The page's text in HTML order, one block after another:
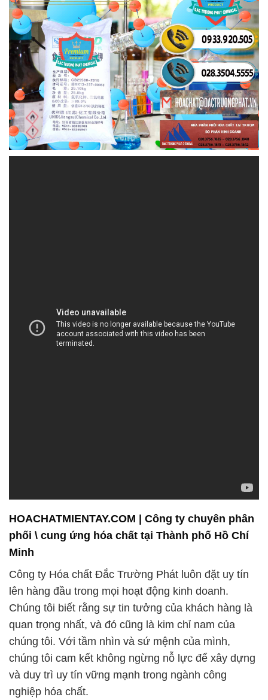
HOACHATMIENTAY.COM | Công ty chuyên phân
phối \ cung ứng hóa chất tại Thành phố Hồ Chí
Minh
Công ty Hóa chất Đắc Trường Phát luôn đặt uy tín
lên hàng đầu trong mọi hoạt động kinh doanh.
Chúng tôi biết rằng sự tin tưởng của khách hàng là
quan trọng nhất, và đó cũng là kim chỉ nam của
chúng tôi. Với tầm nhìn và sứ mệnh của mình,
chúng tôi cam kết không ngừng nỗ lực để xây dựng
và duy trì uy tín vững mạnh trong ngành công
nghiệp hóa chất.